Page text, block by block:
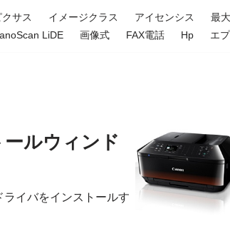
クサス イメージクラス アイセンシス 最
LiDE
画像式 FAX電話 Hp エ
ルウィンド
イバをインストールす